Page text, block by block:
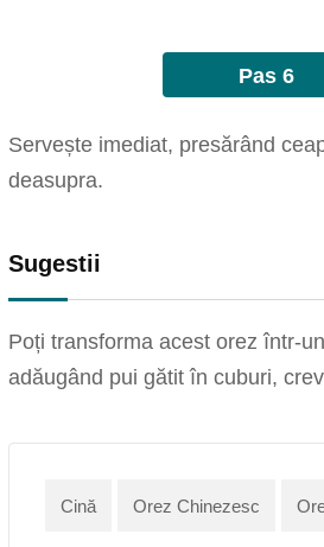
Pas 6
Servește imediat, presărând
deasupra.
Sugestii
Poți transforma acest orez într-
adăugând pui gătit în cuburi,
Cină Orez Chinezesc